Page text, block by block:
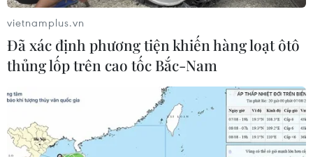
vietnamplus.vn
Đã xác định phương tiện khiến hàng loạt ôtô
thủng lốp trên cao tốc Bắc-Nam